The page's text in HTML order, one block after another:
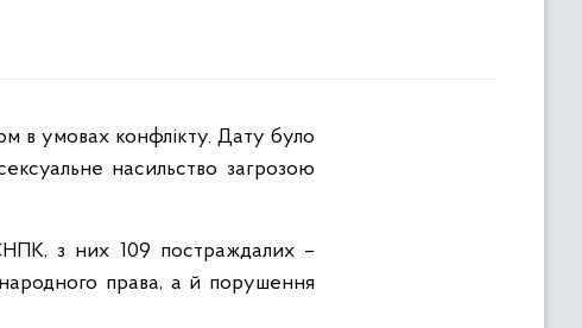
в умовах конфлікту. Дату було
насильство загрозою
з них 109 постраждалих –
права, а й порушення